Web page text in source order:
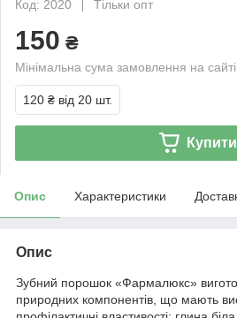
Код: 2020
Тільки опт
150 ₴
Мінімальна сума замовлення на
120 ₴ від 20 шт.
Купити
Опис Характеристики
Опис
Зубний порошок «Фармалюкс»
природних компонентів, що мають